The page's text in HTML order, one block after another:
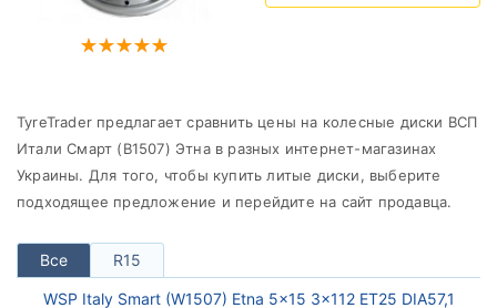
TyreTrader предлагает сравнить цены на колесные диски ВСП
Итали Смарт (В1507) Этна в разных интернет-магазинах
Украины. Для того, чтобы купить литые диски, выберите
подходящее предложение и перейдите на сайт продавца.
Все R15
WSP Italy Smart (W1507) Etna 5x15 3x112 ET25 DIA57,1
WSP Italy
Тип диска